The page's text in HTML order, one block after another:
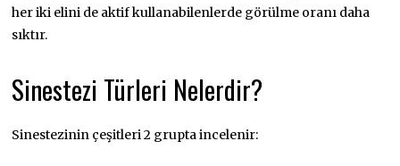
her iki elini de aktif kullanabilenlerde görülme oranı daha
sıktır.
Sinestezi Türleri Nelerdir?
Sinestezinin çeşitleri 2 grupta incelenir: